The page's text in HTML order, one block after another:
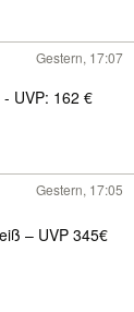
Gestern, 17:07
UVP: 162 €
Gestern, 17:05
– UVP 345€